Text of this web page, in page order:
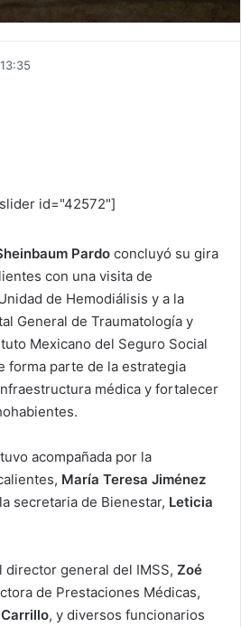
13:35
id="42572"]
Pardo concluyó su gira
con una visita de
de Hemodiálisis y a la
General de Traumatología y
Mexicano del Seguro Social
forma parte de la estrategia
médica y fortalecer
acompañada por la
María Teresa Jiménez
secretaria de Bienestar, Leticia
general del IMSS, Zoé
de Prestaciones Médicas,
, y diversos funcionarios